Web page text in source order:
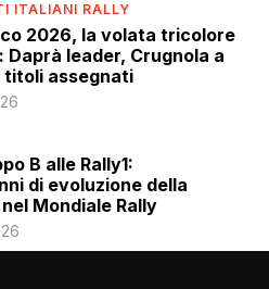
ITALIANI RALLY
2026, la volata tricolore
Daprà leader, Crugnola a
titoli assegnati
B alle Rally1:
di evoluzione della
Mondiale Rally